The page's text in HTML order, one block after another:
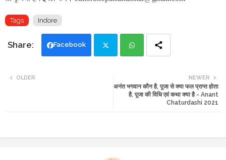
Tags Indore
Facebook
ats
NEWER
अनंत भगवान कौन है, पूजा से क्या फल प्राप्त होता
है, पूजा की विधि एवं कथा क्या है - Anant
Chaturdashi 2021
OLDER